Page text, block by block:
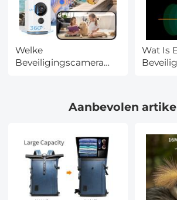
Welke
Beveiligingscamera
Wat Is
Aanbevolen